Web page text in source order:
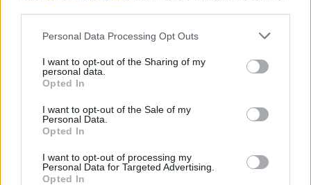
Personal Data Processing Opt Outs
I want to opt-out of the Sharing of my
personal data.
Opted In
I want to opt-out of the Sale of my
Personal Data.
Opted In
I want to opt-out of processing my
Personal Data for Targeted Advertising.
Opted In